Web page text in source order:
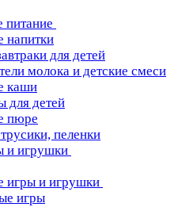
питание
напитки
для детей
молока и детские смеси
каши
для детей
пюре
пеленки
и игрушки
игры и игрушки
игры